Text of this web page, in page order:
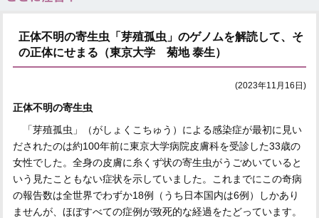
正体不明の寄生虫「芽殖孤虫」のゲノムを解読して、そ
の正体にせまる（東京大学 菊地 泰生）
(2023年11月16日)
正体不明の寄生虫
「芽殖孤虫」（がしょくこちゅう）による感染症が最初に見い
だされたのは約100年前に東京大学病院皮膚科を受診した33歳の
女性でした。全身の皮膚に糸くず状の寄生虫がうごめいていると
いう見たこともない症状を示していました。これまでにこの奇病
の報告数は全世界でわずか18例（うち日本国内は6例）しかあり
ませんが、ほぼすべての症例が致死的な経過をたどっています。